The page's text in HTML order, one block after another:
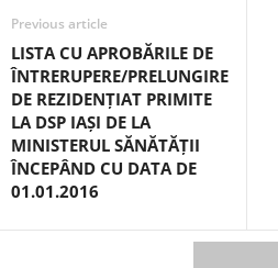
Previous article
LISTA CU APROBĂRILE DE
ÎNTRERUPERE/PRELUNGIRE
DE REZIDENȚIAT PRIMITE
LA DSP IAȘI DE LA
MINISTERUL SĂNĂTĂȚII
ÎNCEPÂND CU DATA DE
01.01.2016